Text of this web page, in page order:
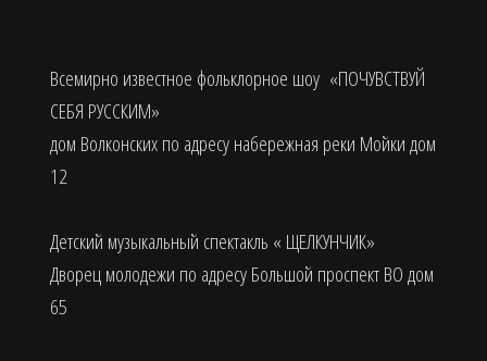
Всемирно известное фольклорное шоу «ПОЧУВСТВУЙ
СЕБЯ РУССКИМ»
дом Волконских по адресу набережная реки Мойки дом
12
Детский музыкальный спектакль « ЩЕЛКУНЧИК»
Дворец молодежи по адресу Большой проспект ВО дом
65